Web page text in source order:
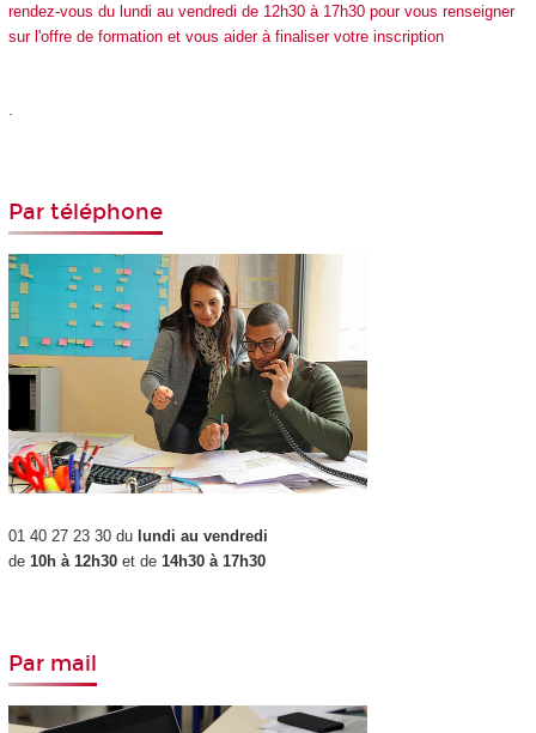
rendez-vous du lundi au vendredi de 12h30 à 17h30 pour vous renseigner
sur l'offre de formation et vous aider à finaliser votre inscription
.
Par téléphone
01 40 27 23 30 du lundi au vendredi
de 10h à 12h30et de 14h30 à 17h30
Par mail